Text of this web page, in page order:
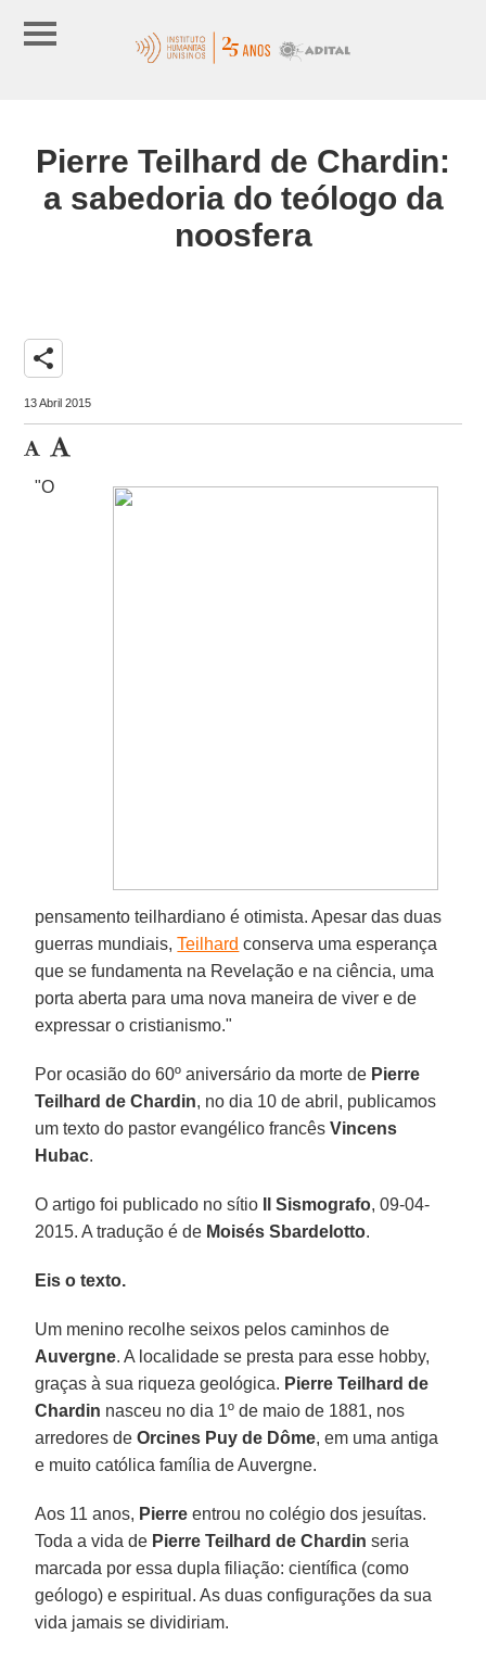
Pierre Teilhard de Chardin:
a sabedoria do teólogo da
noosfera
share
13 Abril 2015
"O
pensamento teilhardiano é otimista. Apesar das duas
guerras mundiais,Teilhard conserva uma esperança
que se fundamenta na Revelação e na ciência, uma
porta aberta para uma nova maneira de viver e de
expressar o cristianismo."
Por ocasião do 60º aniversário da morte de Pierre
Teilhard de Chardin, no dia 10 de abril, publicamos
um texto do pastor evangélico francêsVincens
Hubac.
O artigo foi publicado no sítio Il Sismografo, 09-04-
2015. A tradução é de Moisés Sbardelotto.
Eis o texto.
Um menino recolhe seixos pelos caminhos de
Auvergne. A localidade se presta para esse hobby,
graças à sua riqueza geológica. Pierre Teilhard de
Chardin nasceu no dia 1º de maio de 1881, nos
arredores deOrcines Puy de Dôme, em uma antiga
e muito católica família de Auvergne.
Aos 11 anos, Pierre entrou no colégio dos jesuítas.
Toda a vida de Pierre Teilhard de Chardin seria
marcada por essa dupla filiação: científica (como
geólogo) e espiritual. As duas configurações da sua
vida jamais se dividiriam.